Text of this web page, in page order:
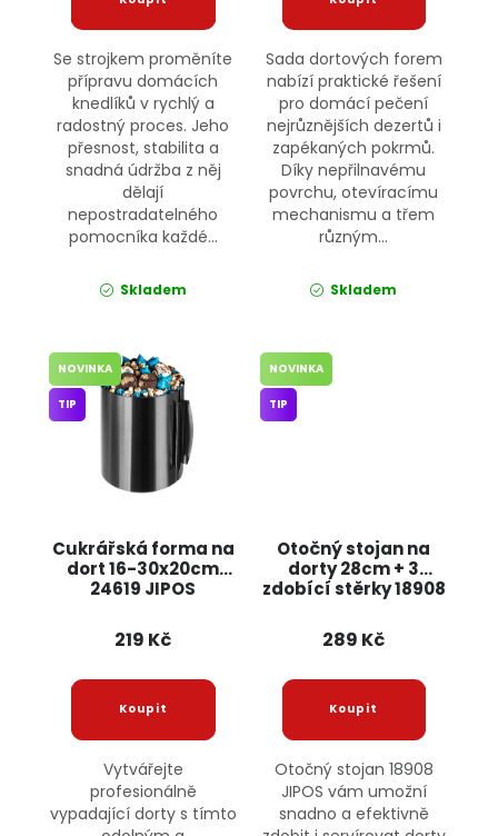
Se strojkem proměníte
přípravu domácích
knedlíků v rychlý a
radostný proces. Jeho
přesnost, stabilita a
snadná údržba z něj
dělají
nepostradatelného
pomocníka každé...
Skladem
Sada dortových forem
nabízí praktické řešení
pro domácí pečení
nejrůznějších dezertů i
zapékaných pokrmů.
Díky nepřilnavému
povrchu, otevíracímu
mechanismu a třem
různým...
Skladem
Cukrářská forma na
dort 16-30x20cm
24619 JIPOS
NOVINKA
TIP
219 Kč
Vytvářejte
profesionálně
vypadající dorty s tímto
Otočný stojan na
dorty 28cm + 3
zdobící stěrky 18908
NOVINKA
TIP
289 Kč
Otočný stojan 18908
JIPOS vám umožní
snadno a efektivně